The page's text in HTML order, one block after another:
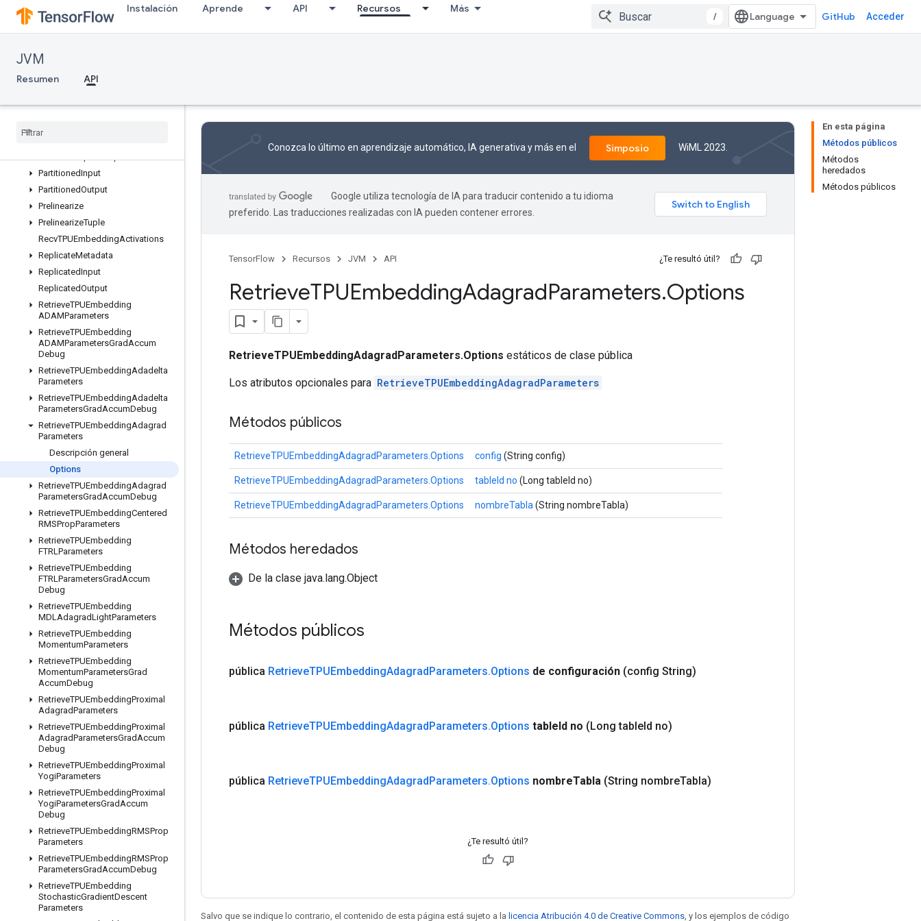
Instalación Aprende API Recursos Más
/ GitHub Acceder
JVM
Resumen API
LoadTPUEmbeddingRMSPropParametersGradAccumDebug
LoadTPUEmbeddingStochasticGradientDescentParameters
OrdinalSelector
OutfeedDequeue
OutfeedDequeueTupleV2
PartitionedInput
PartitionedOutput
Prelinearize
PrelinearizeTuple
RecvTPUEmbeddingActivations
ReplicateMetadata
ReplicatedInput
ReplicatedOutput
RetrieveTPUEmbedding
ADAMParameters
RetrieveTPUEmbedding
ADAMParametersGradAccum
Debug
RetrieveTPUEmbeddingAdadelta
Parameters
RetrieveTPUEmbeddingAdadelta
ParametersGradAccumDebug
RetrieveTPUEmbeddingAdagrad
Parameters
Descripción general
Options
RetrieveTPUEmbeddingAdagrad
ParametersGradAccumDebug
RetrieveTPUEmbeddingCentered
RMSPropParameters
RetrieveTPUEmbedding
FTRLParameters
RetrieveTPUEmbedding
FTRLParametersGradAccum
Debug
RetrieveTPUEmbedding
MDLAdagradLightParameters
RetrieveTPUEmbedding
MomentumParameters
RetrieveTPUEmbedding
MomentumParametersGrad
AccumDebug
RetrieveTPUEmbeddingProximal
AdagradParameters
RetrieveTPUEmbeddingProximal
AdagradParametersGradAccum
Debug
RetrieveTPUEmbeddingProximal
YogiParameters
RetrieveTPUEmbeddingProximal
YogiParametersGradAccum
Debug
RetrieveTPUEmbeddingRMSProp
Parameters
RetrieveTPUEmbeddingRMSProp
ParametersGradAccumDebug
RetrieveTPUEmbedding
StochasticGradientDescent
Parameters
En esta página
Métodos públicos
Métodos
heredados
Métodos públicos
Conozca lo último en aprendizaje automático, IA generativa y más en el Simposio WiML 2023.
Google utiliza tecnología de IA para traducir contenido a tu idioma
preferido. Las traducciones realizadas con IA pueden contener errores.
TensorFlow Recursos JVM API ¿Te resultó útil?
RetrieveTPUEmbeddingAdagradParameters.Options
RetrieveTPUEmbeddingAdagradParameters.Options estáticos de clase pública
Los atributos opcionales para RetrieveTPUEmbeddingAdagradParameters
Métodos públicos
RetrieveTPUEmbeddingAdagradParameters.Options config (String config)
RetrieveTPUEmbeddingAdagradParameters.Options tableId no (Long tableId no)
RetrieveTPUEmbeddingAdagradParameters.Options nombreTabla (String nombreTabla)
Métodos heredados
De la clase java.lang.Object
Métodos públicos
pública RetrieveTPUEmbeddingAdagradParameters.Options de configuración (config String)
pública RetrieveTPUEmbeddingAdagradParameters.Options tableId no (Long tableId no)
pública RetrieveTPUEmbeddingAdagradParameters.Options nombreTabla (String nombreTabla)
¿Te resultó útil?
Salvo que se indique lo contrario, el contenido de esta página está sujeto a la licencia Atribución 4.0 de Creative Commons , y los ejemplos de código